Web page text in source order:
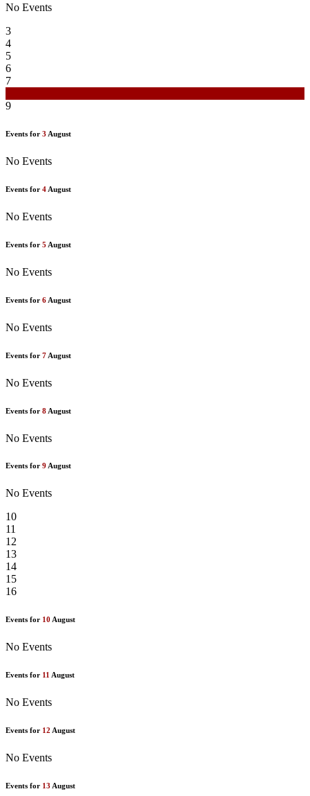
No Events
3
4
5
6
7
9
Events for 3 August
No Events
Events for 4 August
No Events
Events for 5 August
No Events
Events for 6 August
No Events
Events for 7 August
No Events
Events for 8 August
No Events
Events for 9 August
No Events
10
11
12
13
14
15
16
Events for 10 August
No Events
Events for 11 August
No Events
Events for 12 August
No Events
Events for 13 August